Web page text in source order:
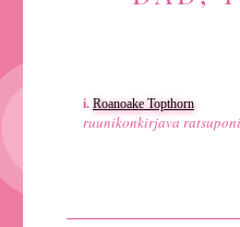
i. Roanoake Topthorn
ruunikonkirjava